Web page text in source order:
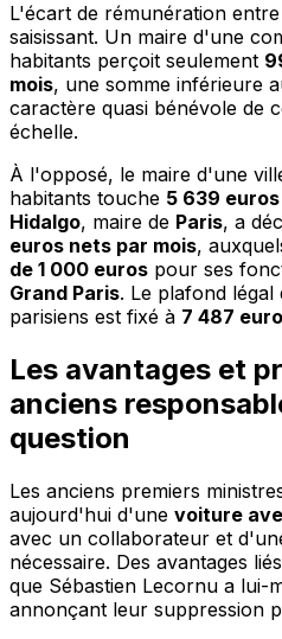
L'écart de rémunération
saisissant. Un maire d'une
habitants perçoit seulement
mois, une somme inférieure
caractère quasi bénévole de
échelle.
À l'opposé, le maire d'une
habitants touche 5 639
Hidalgo, maire de Paris, a
euros nets par mois,
de 1 000 euros pour ses
Grand Paris. Le plafond légal
parisiens est fixé à 7 487
Les avantages et
anciens
question
Les anciens premiers
aujourd'hui d'une voiture
avec un collaborateur et
nécessaire. Des avantages
que Sébastien Lecornu a lui-
annonçant leur suppression